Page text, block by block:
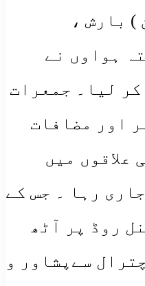
) بارش ،
ہواوں نے
کر لیا۔ جمعرات
اور مضافات
علاقوں میں
رہا ۔ جس کے
روڈ پر آٹھ
سےپشاور و